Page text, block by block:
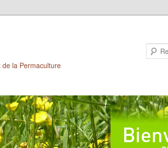
la Permaculture